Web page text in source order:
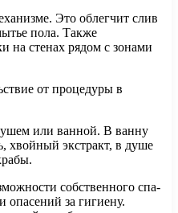
Это облегчит слив
пола. Также
на стенах рядом с зонами
от процедуры в
или ванной. В ванну
хвойный экстракт, в душе
собственного спа-
опасений за гигиену.